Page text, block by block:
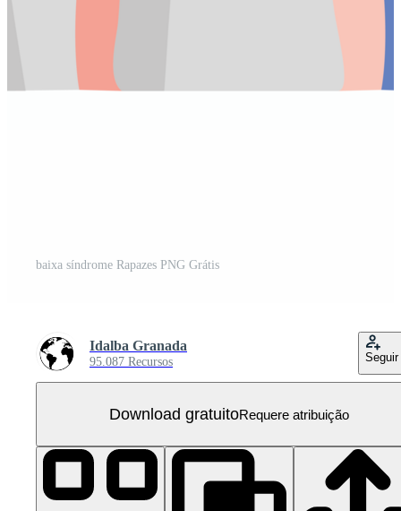
baixa síndrome Rapazes PNG Grátis
Idalba Granada
95.087 Recursos Seguir
Download gratuitoRequere atribuição